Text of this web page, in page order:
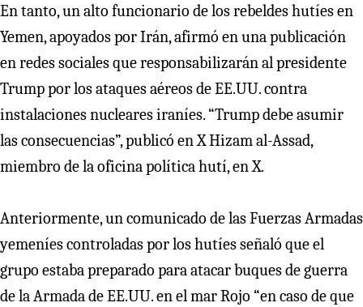
En tanto, un alto funcionario de los rebeldes hutíes en
Yemen, apoyados por Irán, afirmó en una publicación
en redes sociales que responsabilizarán al presidente
Trump por los ataques aéreos de EE.UU. contra
instalaciones nucleares iraníes. “Trump debe asumir
las consecuencias”, publicó en X Hizam al-Assad,
miembro de la oficina política hutí, en X.
Anteriormente, un comunicado de las Fuerzas Armadas
yemeníes controladas por los hutíes señaló que el
grupo estaba preparado para atacar buques de guerra
de la Armada de EE.UU. en el mar Rojo “en caso de que